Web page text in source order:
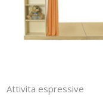
Attivita espressive